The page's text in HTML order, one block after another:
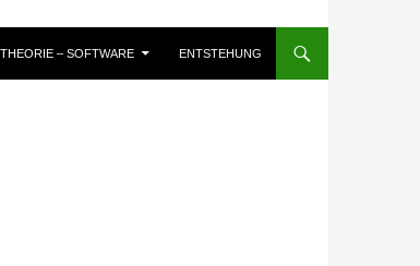
THEORIE – SOFTWARE ENTSTEHUNG